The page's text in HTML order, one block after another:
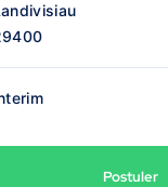
Postuler